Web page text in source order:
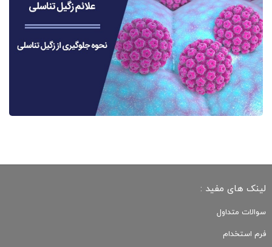
لینک های مفید :
سوالات متداول
فرم استخدام